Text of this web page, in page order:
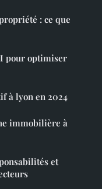
: ce que
pour optimiser
à lyon en 2024
immobilière à
et